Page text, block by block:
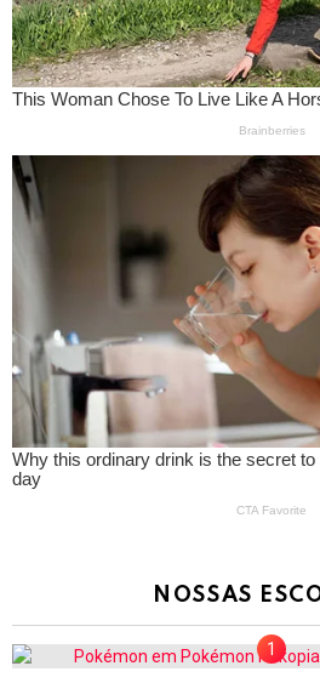
NOSSAS